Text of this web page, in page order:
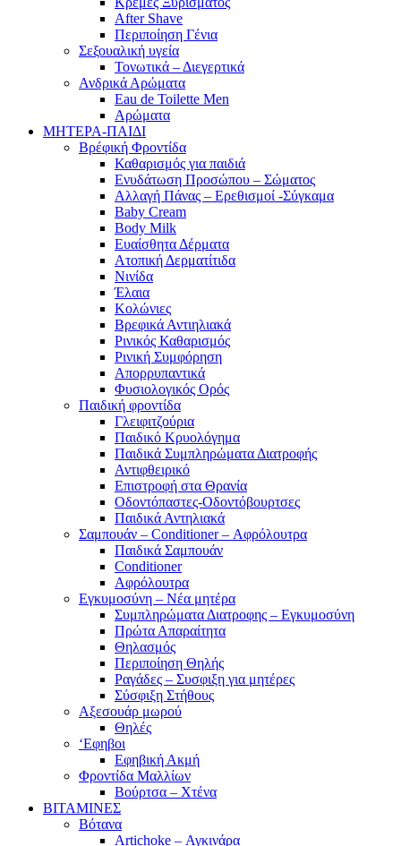
After Shave
Περιποίηση Γένια
Σεξουαλική υγεία
Τονωτικά – Διεγερτικά
Ανδρικά Αρώματα
Eau de Toilette Men
Αρώματα
ΜΗΤΕΡΑ-ΠΑΙΔΙ
Βρέφική Φροντίδα
Καθαρισμός για παιδιά
Ενυδάτωση Προσώπου – Σώματος
Αλλαγή Πάνας – Ερεθισμοί -Σύγκαμα
Baby Cream
Body Milk
Ευαίσθητα Δέρματα
Ατοπική Δερματίτιδα
Νινίδα
Έλαια
Κολώνιες
Βρεφικά Αντιηλιακά
Ρινικός Καθαρισμός
Ρινική Συμφόρηση
Απορρυπαντικά
Φυσιολογικός Ορός
Παιδική φροντίδα
Γλειφιτζούρια
Παιδικό Κρυολόγημα
Παιδικά Συμπληρώματα Διατροφής
Αντιφθειρικό
Επιστροφή στα Θρανία
Οδοντόπαστες-Οδοντόβουρτσες
Παιδικά Αντηλιακά
Σαμπουάν – Conditioner – Αφρόλουτρα
Παιδικά Σαμπουάν
Conditioner
Αφρόλουτρα
Εγκυμοσύνη – Νέα μητέρα
Συμπληρώματα Διατροφης – Εγκυμοσύνη
Πρώτα Απαραίτητα
Θηλασμός
Περιποίηση Θηλής
Ραγάδες – Συσφιξη για μητέρες
Σύσφιξη Στήθους
Αξεσουάρ μωρού
Θηλές
‘Εφηβοι
Εφηβική Ακμή
Φροντίδα Μαλλίων
Βούρτσα – Χτένα
ΒΙΤΑΜΙΝΕΣ
Βότανα
Artichoke – Αγκινάρα